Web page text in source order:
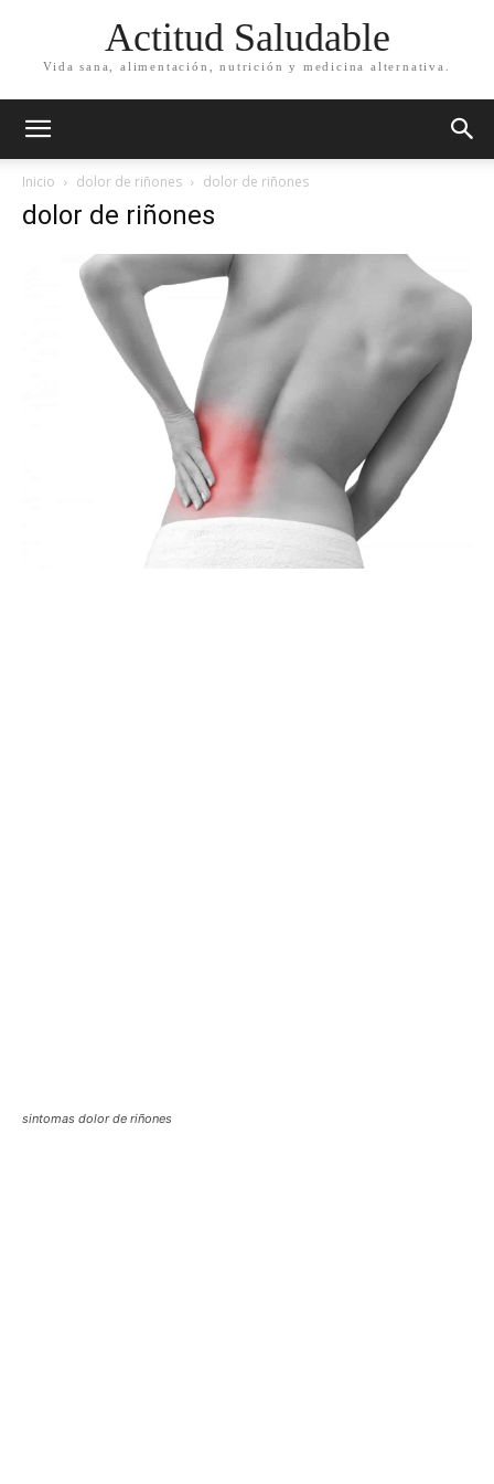
Actitud Saludable
Vida sana, alimentación, nutrición y medicina alternativa.
Inicio dolor de riñones dolor de riñones
dolor de riñones
sintomas dolor de riñones